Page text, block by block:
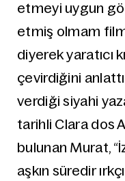
etmeyi uygun
etmiş olmam
diyerek yaratıcı
çevirdiğini
verdiği siyahi
tarihli Clara dos
bulunan Murat,
aşkın süredir